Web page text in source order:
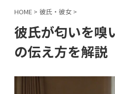
HOME > 彼氏・彼女 >
彼氏が匂いを嗅
の伝え方を解説